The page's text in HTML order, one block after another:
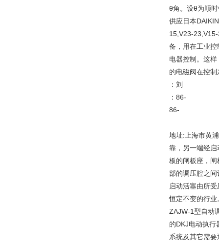
θ角。设θ为顺
供应日本
15,V23-
备，用在工业
电器控制。这
的电磁阀在控
：刘
：86-
86-
地址:上海市黄
靠，另一端经
板的闸板座，
部的调压腔之
启动活塞由所
恒定不变的行
ZAJW-1型自动
的DKJ电动执行
系统及其它需